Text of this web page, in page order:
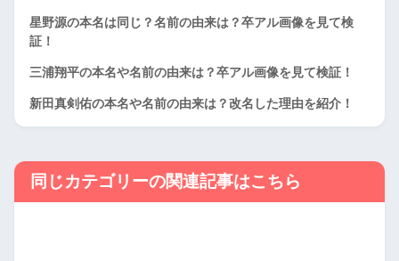
星野源の本名は同じ？名前の由来は？卒アル画像を見て検
証！
三浦翔平の本名や名前の由来は？卒アル画像を見て検証！
新田真剣佑の本名や名前の由来は？改名した理由を紹介！
同じカテゴリーの関連記事はこちら